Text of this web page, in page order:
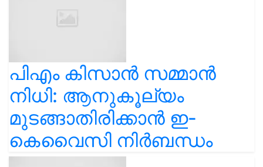
പിഎം കിസാൻ സമ്മാൻ
നിധി: ആനുകൂല്യം
മുടങ്ങാതിരിക്കാൻ ഇ-
കെവൈസി നിർബന്ധം